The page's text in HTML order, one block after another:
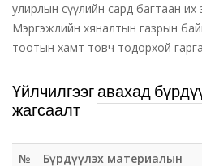
улирлын сүүлийн сард багтаан
Мэргэжлийн хяналтын газрын
тоотын хамт товч тодорхой
Үйлчилгээг авахад
жагсаалт
№
Бүрдүүлэх материалын